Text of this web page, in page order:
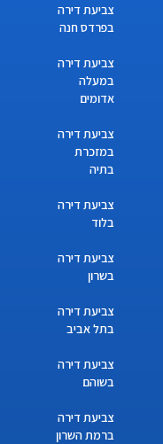
צביעת דירה
בפרדס חנה
צביעת דירה
במעלה
אדומים
צביעת דירה
במזכרת
בתיה
צביעת דירה
בלוד
צביעת דירה
בשרון
צביעת דירה
בתל אביב
צביעת דירה
בשוהם
צביעת דירה
ברמת השרון